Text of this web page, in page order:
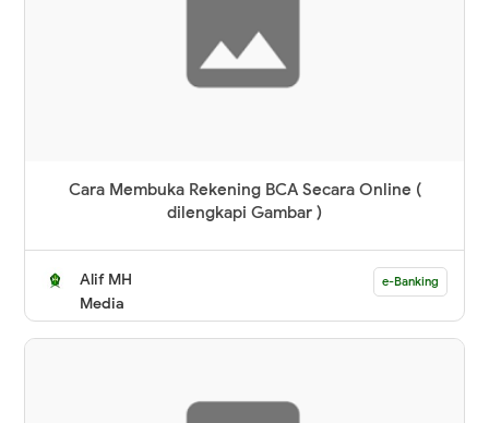
Cara Membuka Rekening BCA Secara Online (
dilengkapi Gambar )
Alif MH
Media
e-Banking